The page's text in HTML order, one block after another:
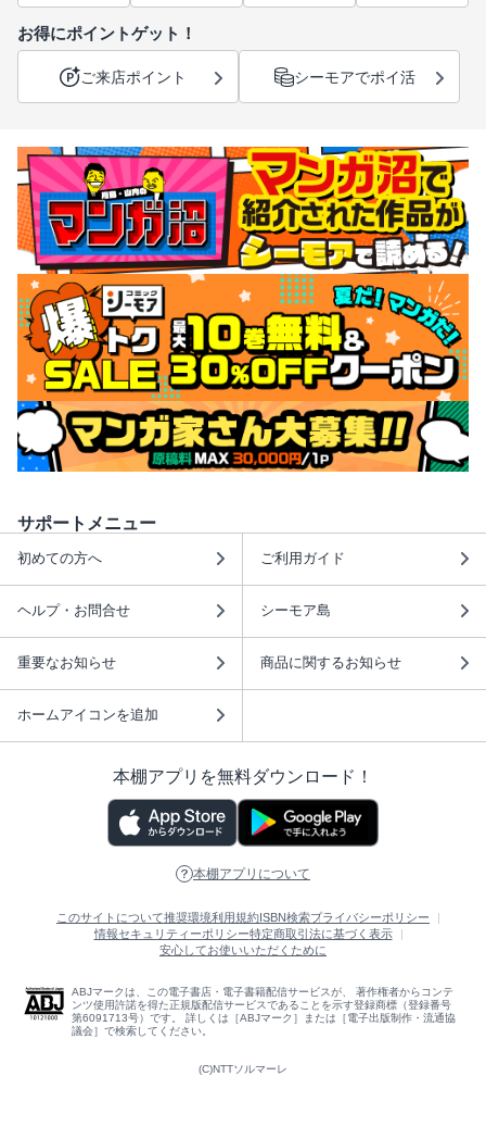
お得にポイントゲット！
ご来店ポイント シーモアでポイ活
サポートメニュー
初めての方へ ご利用ガイド
ヘルプ・お問合せ シーモア島
重要なお知らせ 商品に関するお知らせ
ホームアイコンを追加
本棚アプリを無料ダウンロード！
本棚アプリについて
このサイトについて推奨環境利用規約 ISBN検索プライバシーポリシー
情報セキュリティーポリシー特定商取引法に基づく表示
安心してお使いいただくために
ABJマークは、この電子書店・電子書籍配信サービスが、 著作権者からコンテ
ンツ使用許諾を得た正規版配信サービスであることを示す登録商標（登録番号
第6091713号）です。 詳しくは［ABJマーク］または［電子出版制作・流通協
議会］で検索してください。
(C)NTTソルマーレ